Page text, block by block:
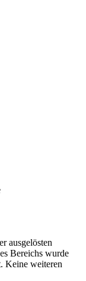
ausgelösten
Bereichs wurde
Keine weiteren